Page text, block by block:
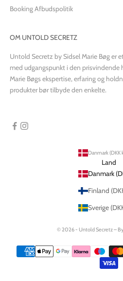
Booking Afbudspolitik
OM UNTOLD SECRETZ
Untold Secretz by Sidsel Marie Bøg er
med udgangspunkt i den prisvindende
Marie Bøgs ekspertise, erfaring og
produkter bør tilbyde den enkelte.
Danmark (DKK
Land
Danmark
Finland
Sverige
© 2026 - Untold Secretz –